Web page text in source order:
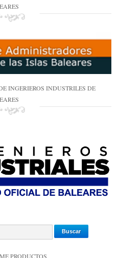
INGERIEROS INDUSTRILES DE
PRODUCTOS